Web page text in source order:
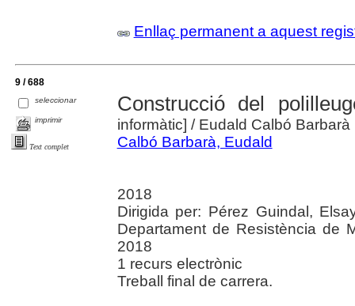
Enllaç permanent a aquest
9 / 688
seleccionar
imprimir
Text complet
Construcció del
informàtic] / Eudald Calbó
Calbó Barbarà, Eudald
2018
Dirigida per: Pérez Guindal,
Departament de Resistència de
2018
1 recurs electrònic
Treball final de carrera.